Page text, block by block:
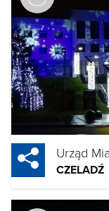
Urząd
CZELADŹ